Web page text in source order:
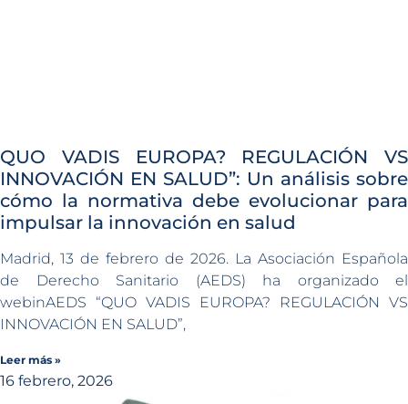
QUO VADIS EUROPA? REGULACIÓN VS
INNOVACIÓN EN SALUD”: Un análisis sobre
cómo la normativa debe evolucionar para
impulsar la innovación en salud
Madrid, 13 de febrero de 2026. La Asociación Española
de Derecho Sanitario (AEDS) ha organizado el
webinAEDS “QUO VADIS EUROPA? REGULACIÓN VS
INNOVACIÓN EN SALUD”,
Leer más »
16 febrero, 2026